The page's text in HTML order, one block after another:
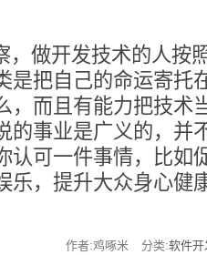
做开发技术的人按
是把自己的命运寄托
，而且有能力把技术
的事业是广义的，并
认可一件事情，比如
乐，提升大众身心健
作者:鸡啄米 分类:软件开